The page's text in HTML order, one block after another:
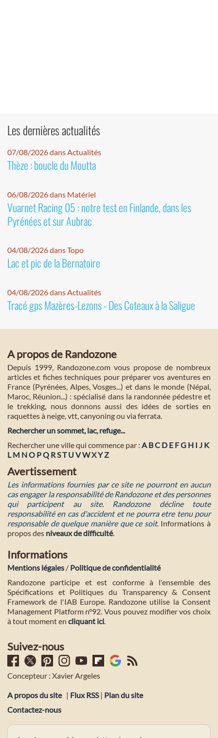
Les dernières actualités
07/08/2026 dans Actualités
Thèze : boucle du Moutta
06/08/2026 dans Matériel
Vuarnet Racing 05 : notre test en Finlande, dans les
Pyrénées et sur Aubrac
04/08/2026 dans Topo
Lac et pic de la Bernatoire
04/08/2026 dans Actualités
Tracé gps Mazères-Lezons - Des Coteaux à la Saligue
A propos de Randozone
Depuis 1999, Randozone.com vous propose de nombreux
articles et fiches techniques pour préparer vos aventures en
France (Pyrénées, Alpes, Vosges...) et dans le monde (Népal,
Maroc, Réunion...) : spécialisé dans la randonnée pédestre et
le trekking, nous donnons aussi des idées de sorties en
raquettes à neige, vtt, canyoning ou via ferrata.
Rechercher un sommet, lac, refuge...
Rechercher une ville qui commence par : A BC D E FG H I J K
L M NO PQ RST U VWXYZ
Avertissement
Les informations fournies par ce site ne pourront en aucun
cas engager la responsabilité de Randozone et des personnes
qui participent au site. Randozone décline toute
responsabilité en cas d'accident et ne pourra etre tenu pour
responsable de quelque manière que ce soit. Informations à
propos des niveaux de difficulté.
Informations
Mentions légales / Politique de confidentialité
Randozone participe et est conforme à l'ensemble des
Spécifications et Politiques du Transparency & Consent
Framework de l'IAB Europe. Randozone utilise la Consent
Management Platform n°92. Vous pouvez modifier vos choix
à tout moment en cliquant ici.
Suivez-nous
Concepteur : Xavier Argeles
A propos du site | Flux RSS| Plan du site
Contactez-nous